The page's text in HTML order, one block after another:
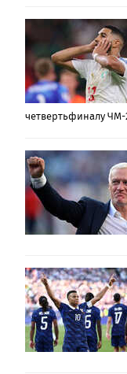
четвертьфиналу ЧМ-